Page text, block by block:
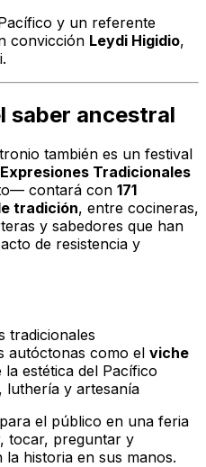
y un referente
convicción Leydi Higidio,
saber ancestral
también es un festival
Tradicionales
contará con 171
tradición, entre cocineras,
y sabedores que han
de resistencia y
tradicionales
autóctonas como el viche
la estética del Pacífico
luthería y artesanía
el público en una feria
tocar, preguntar y
historia en sus manos.